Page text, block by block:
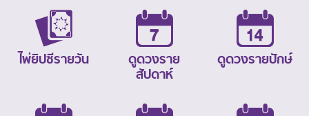
ไพ่ยิปซีรายวัน
ดูดวงราย
สัปดาห์
ดูดวงรายปักษ์